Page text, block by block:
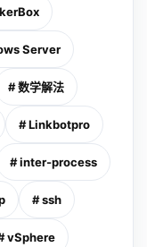
Server
# 数学解法
# Linkbotpro
# inter-process
# ssh
vSphere